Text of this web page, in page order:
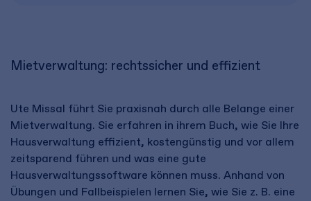
Mietverwaltung: rechtssicher und effizient
Ute Missal führt Sie praxisnah durch alle Belange einer
Mietverwaltung. Sie erfahren in ihrem Buch, wie Sie Ihre
Hausverwaltung effizient, kostengünstig und vor allem
zeitsparend führen und was eine gute
Hausverwaltungssoftware können muss. Anhand von
Übungen und Fallbeispielen lernen Sie, wie Sie z. B. eine